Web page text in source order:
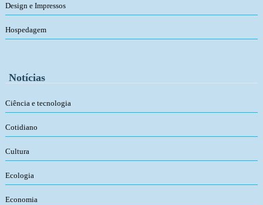
Design e Impressos
Hospedagem
Notícias
Ciência e tecnologia
Cotidiano
Cultura
Ecologia
Economia